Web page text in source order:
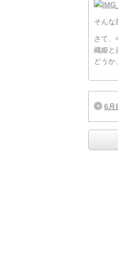
そんな
さて、
織姫と
どうか
6月